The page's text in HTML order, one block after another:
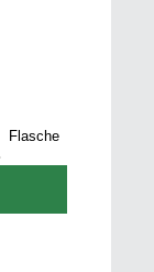
Flasche